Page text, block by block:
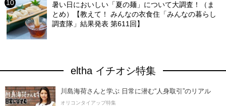
暑い日においしい「夏の麺」について大調査！（ま
とめ）【教えて！ みんなの衣食住「みんなの暮らし
調査隊」結果発表 第611回】
eltha イチオシ特集
川島海荷さんと学ぶ 日常に潜む“人身取引”のリアル
オリコンタイアップ特集